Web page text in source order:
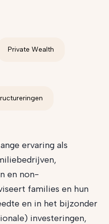
Private Wealth
ervaring als
en non-
families en hun
en in het bijzonder
investeringen,